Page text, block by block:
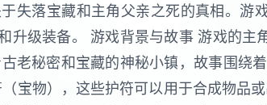
失落宝藏和主角父亲之死的真相。游
升级装备。 游戏背景与故事 游戏的主
老秘密和宝藏的神秘小镇，故事围绕
宝物），这些护符可以用于合成物品